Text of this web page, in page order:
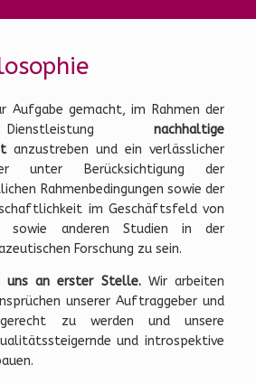
Aufgabe gemacht, im Rahmen der
nachhaltige
anzustreben und ein verlässlicher
unter Berücksichtigung der
Rahmenbedingungen sowie der
im Geschäftsfeld von
sowie anderen Studien in der
Forschung zu sein.
an erster Stelle. Wir arbeiten
unserer Auftraggeber und
zu werden und unsere
und introspektive